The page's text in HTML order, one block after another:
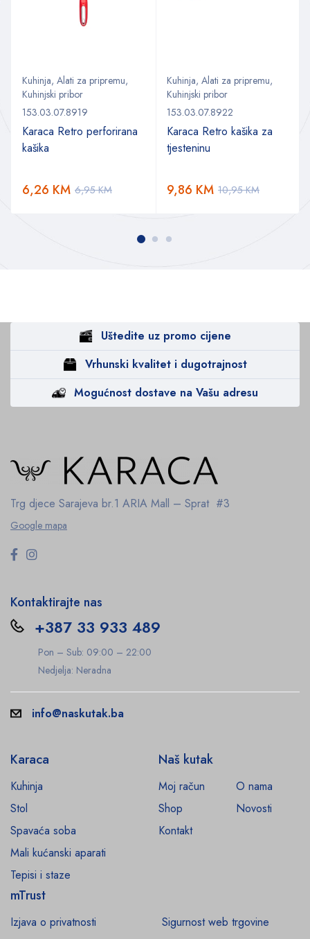
Kuhinja, Alati za pripremu,
Kuhinjski pribor
153.03.07.8919
Karaca Retro perforirana
kašika
6,95KM
6,26 KM
Kuhinja, Alati za pripremu,
Kuhinjski pribor
153.03.07.8922
Karaca Retro kašika za
tjesteninu
10,95KM
9,86 KM
Uštedite uz promo cijene
Vrhunski kvalitet i dugotrajnost
Mogućnost dostave na Vašu adresu
Trg djece Sarajeva br.1 ARIA Mall – Sprat #3
Google mapa
Kontaktirajte nas
+387 33 933 489
Pon – Sub: 09:00 – 22:00
Nedjelja: Neradna
info@naskutak.ba
Karaca
Kuhinja
Stol
Spavaća soba
Mali kućanski aparati
Tepisi i staze
Naš kutak
Moj račun
O nama
Shop
Novosti
Kontakt
mTrust
Izjava o privatnosti
Sigurnost web trgovine